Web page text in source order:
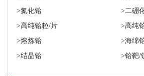
>氮化铪
>二硼
>高纯铪粒/片
>高纯
>熔炼铪
>海绵
>结晶铪
>铪靶/